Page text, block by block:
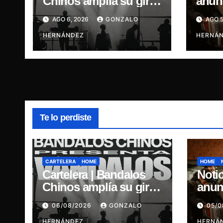
por Chile y suma
concierto en
Concepción
AGO 6, 2026 GONZALO
HERNÁNDEZ
del
Chile
AGO
Te lo perdiste
CARTELERA HOME
Cartelera | Bandalos
Chinos amplía su gira
por Chile y suma
concierto en
06/08/2026 GONZALO
HERNÁNDEZ
HOME
del05/